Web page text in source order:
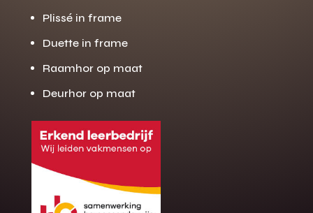
Gratis offerte
op maat?
Plissé in frame
Duette in frame
Raamhor op maat
Deurhor op maat